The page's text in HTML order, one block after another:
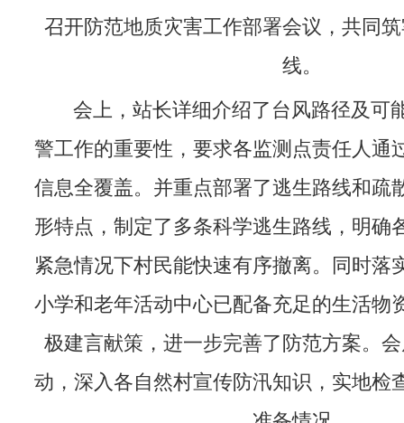
召开防范地质灾害工作部署会议，共同
线。
会上，站长详细介绍了台风路径及可
警工作的重要性，要求各监测点责任人通
信息全覆盖。并重点部署了逃生路线和疏
形特点，制定了多条科学逃生路线，明确
紧急情况下村民能快速有序撤离。同时落
小学和老年活动中心已配备充足的生活物
极建言献策，进一步完善了防范方案。
动，深入各自然村宣传防汛知识，实地检